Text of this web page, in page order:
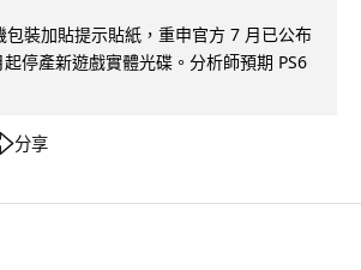
包裝加貼提示貼紙，重申官方 7 月已公布
停產新遊戲實體光碟。分析師預期 PS6
分享